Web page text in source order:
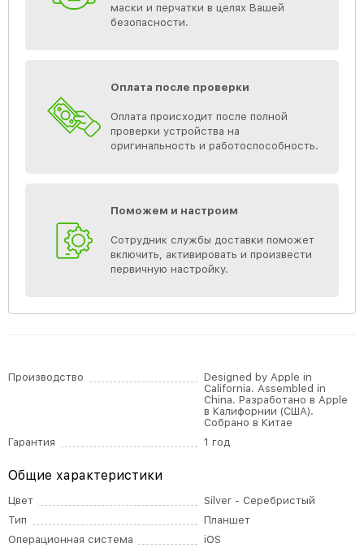
маски и перчатки в целях Вашей
безопасности.
Оплата после проверки
Оплата происходит после полной
проверки устройства на
оригинальность и работоспособность.
Поможем и настроим
Сотрудник службы доставки поможет
включить, активировать и произвести
первичную настройку.
Производство
Designed by Apple in
California. Assembled in
China. Разработано в Apple
в Калифорнии (США).
Собрано в Китае
Гарантия
1 год
Общие характеристики
Цвет
Silver - Серебристый
Тип
Планшет
Операционная система
iOS